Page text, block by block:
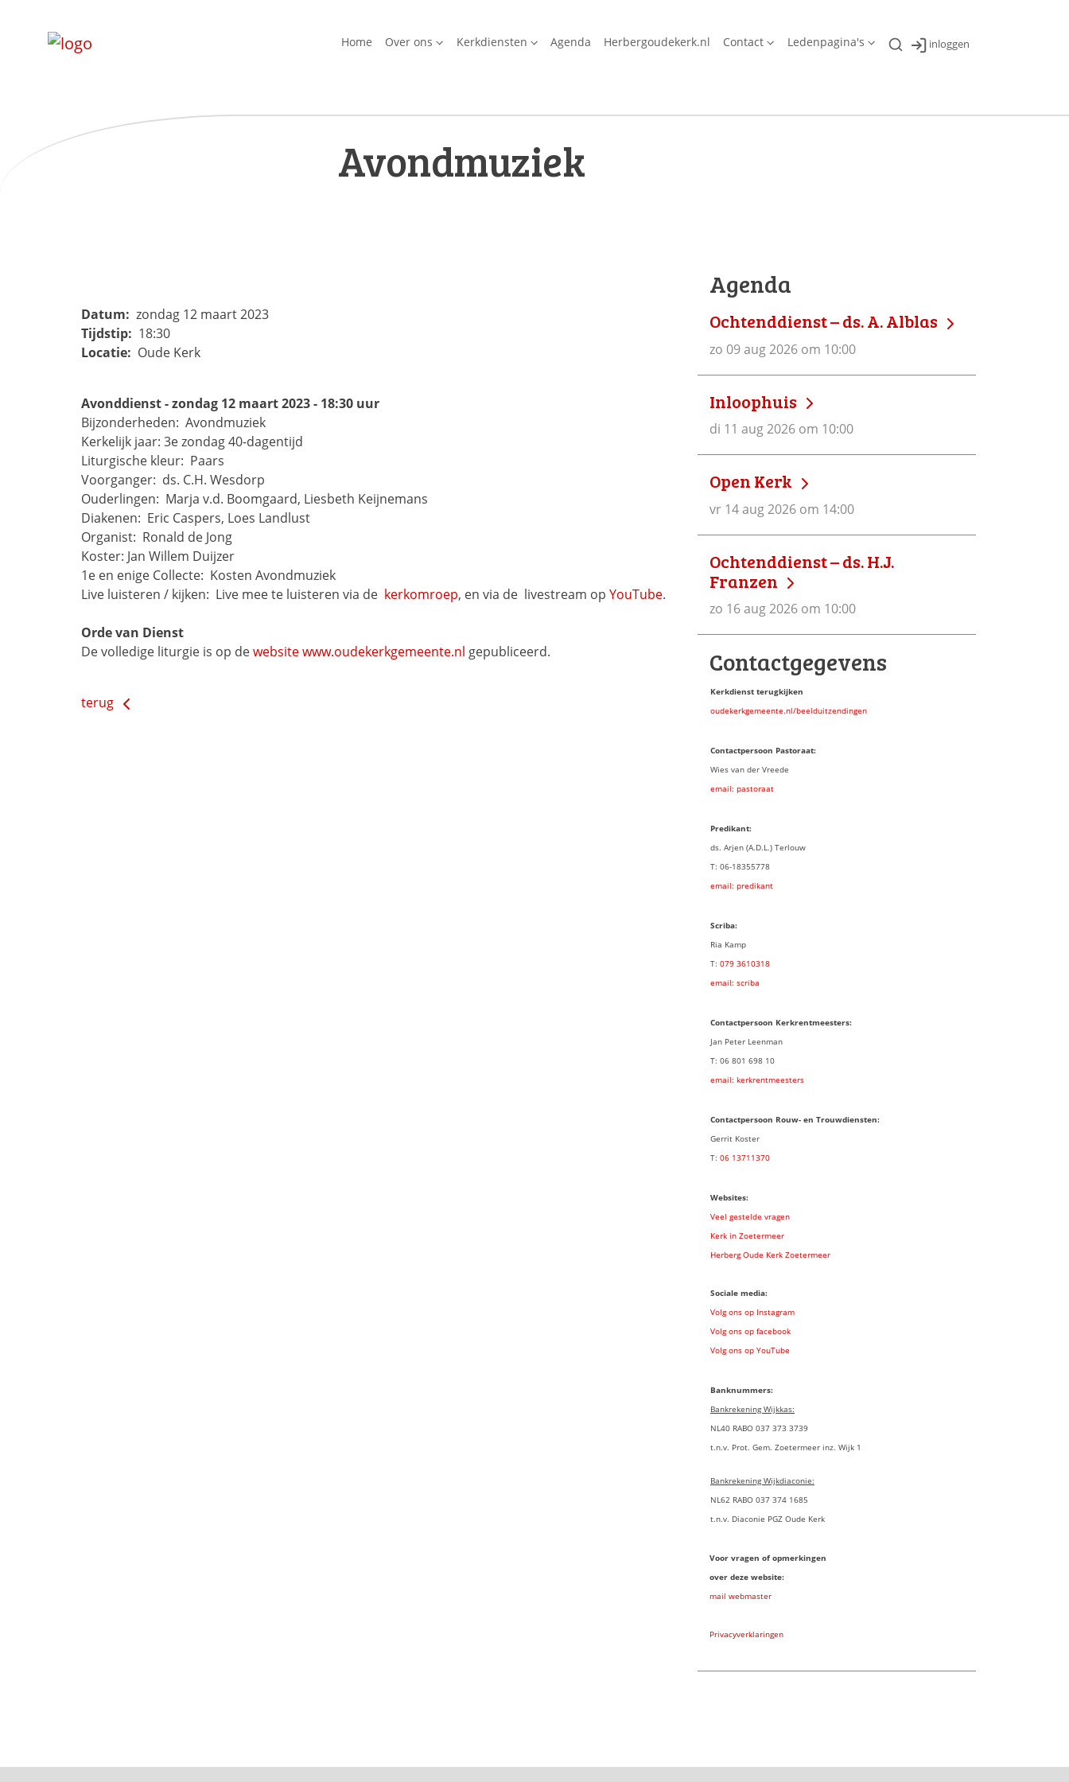
Home Over ons Kerkdiensten Agenda Herbergoudekerk.nl Contact Ledenpagina's inloggen
Avondmuziek
Datum: zondag 12 maart 2023
Tijdstip: 18:30
Locatie: Oude Kerk
Avonddienst - zondag 12 maart 2023 - 18:30 uur
Bijzonderheden: Avondmuziek
Kerkelijk jaar: 3e zondag 40-dagentijd
Liturgische kleur: Paars
Voorganger: ds. C.H. Wesdorp
Ouderlingen: Marja v.d. Boomgaard, Liesbeth Keijnemans
Diakenen: Eric Caspers, Loes Landlust
Organist: Ronald de Jong
Koster: Jan Willem Duijzer
1e en enige Collecte: Kosten Avondmuziek
Live luisteren / kijken: Live mee te luisteren via de kerkomroep, en via de livestream op YouTube.
Orde van Dienst
De volledige liturgie is op de website www.oudekerkgemeente.nl gepubliceerd.
terug
Agenda
Ochtenddienst – ds. A. Alblas
zo 09 aug 2026 om 10:00
Inloophuis
di 11 aug 2026 om 10:00
Open Kerk
vr 14 aug 2026 om 14:00
Ochtenddienst – ds. H.J.
Franzen
zo 16 aug 2026 om 10:00
Contactgegevens
Kerkdienst terugkijken
oudekerkgemeente.nl/beelduitzendingen
Contactpersoon Pastoraat:
Wies van der Vreede
email: pastoraat
Predikant:
ds. Arjen (A.D.L.) Terlouw
T: 06-18355778
email: predikant
Scriba:
Ria Kamp
T: 079 3610318
email: scriba
Contactpersoon Kerkrentmeesters:
Jan Peter Leenman
T: 06 801 698 10
email: kerkrentmeesters
Contactpersoon Rouw- en Trouwdiensten:
Gerrit Koster
T: 06 13711370
Websites:
Veel gestelde vragen
Kerk in Zoetermeer
Herberg Oude Kerk Zoetermeer
Sociale media:
Volg ons op Instagram
Volg ons op facebook
Volg ons op YouTube
Banknummers:
Bankrekening Wijkkas:
NL40 RABO 037 373 3739
t.n.v. Prot. Gem. Zoetermeer inz. Wijk 1
Bankrekening Wijkdiaconie:
NL62 RABO 037 374 1685
t.n.v. Diaconie PGZ Oude Kerk
Voor vragen of opmerkingen
over deze website:
mail webmaster
Privacyverklaringen